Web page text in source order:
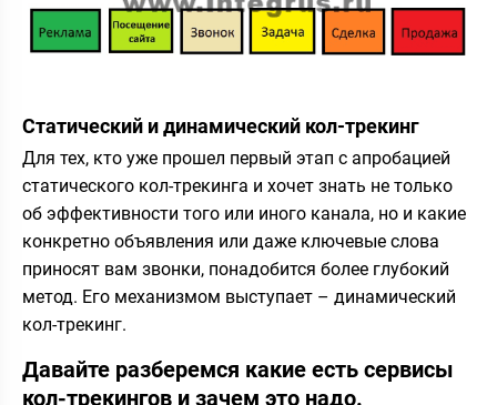
Статический и динамический кол-трекинг
Для тех, кто уже прошел первый этап с апробацией
статического кол-трекинга и хочет знать не только
об эффективности того или иного канала, но и какие
конкретно объявления или даже ключевые слова
приносят вам звонки, понадобится более глубокий
метод. Его механизмом выступает – динамический
кол-трекинг.
Давайте разберемся какие есть сервисы
кол-трекингов и зачем это надо.